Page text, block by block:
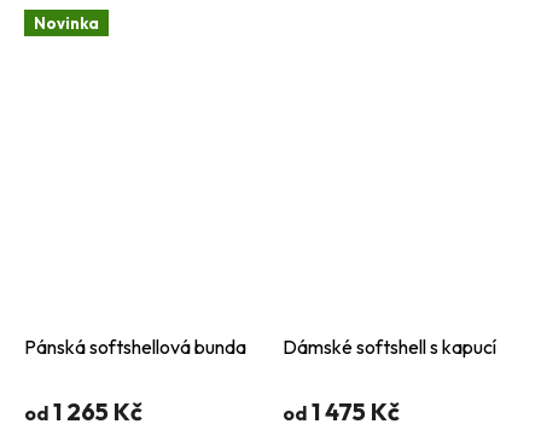
Novinka
Pánská softshellová bunda
od 1 265 Kč
Dámské softshell s kapucí
od 1 475 Kč